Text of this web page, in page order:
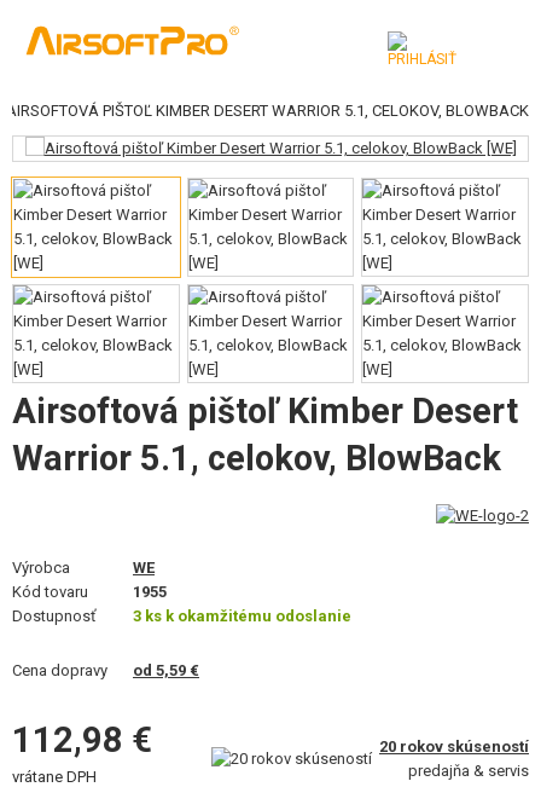
KATEGÓRIE
AIRSOFTOVÉ ZBRANE
VZDUCHOVÉ ZBRANE, PRAKY
GRANÁTOMETY, GRANÁTY
GULIČKY, PLYN
AKUMULÁTORY, NABÍJAČKY
ZÁSOBNÍKY, PLNIČKY
MASKOVANIE, FARBY, PÁSKY
VYSIELAČKY, HEADSETY, KAMERY
NÁHRADNÉ DIELY ZBRANÍ, UPGRADE
AIRSOFTOVÁ PIŠTOĽ KIMBER DESERT WARRIOR 5.1, CELOKOV, BLOWBACK
Airsoftová pištoľ Kimber Desert
Warrior 5.1, celokov, BlowBack
Výrobca
WE
Kód tovaru
1955
Dostupnosť
3 ks k okamžitému odoslanie
Cena dopravy od 5,59 €
112,98 €
vrátane DPH
20 rokov skúseností
predajňa & servis